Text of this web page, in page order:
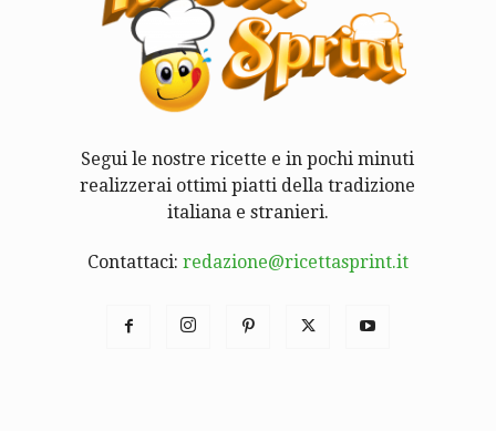
Segui le nostre ricette e in pochi minuti
realizzerai ottimi piatti della tradizione
italiana e stranieri.
Contattaci: redazione@ricettasprint.it